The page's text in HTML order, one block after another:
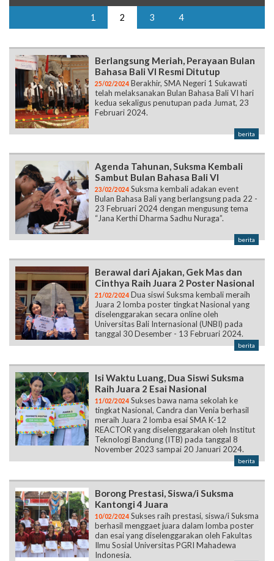
1 2 3 4
Berlangsung Meriah, Perayaan Bulan
Bahasa Bali VI Resmi Ditutup
25/02/2024 Berakhir, SMA Negeri 1 Sukawati
telah melaksanakan Bulan Bahasa Bali VI hari
kedua sekaligus penutupan pada Jumat, 23
Februari 2024.
berita
Agenda Tahunan, Suksma Kembali
Sambut Bulan Bahasa Bali VI
23/02/2024 Suksma kembali adakan event
Bulan Bahasa Bali yang berlangsung pada 22 -
23 Februari 2024 dengan mengusung tema
“Jana Kerthi Dharma Sadhu Nuraga”.
berita
Berawal dari Ajakan, Gek Mas dan
Cinthya Raih Juara 2 Poster Nasional
21/02/2024 Dua siswi Suksma kembali meraih
Juara 2 lomba poster tingkat Nasional yang
diselenggarakan secara online oleh
Universitas Bali Internasional (UNBI) pada
tanggal 30 Desember - 13 Februari 2024.
berita
Isi Waktu Luang, Dua Siswi Suksma
Raih Juara 2 Esai Nasional
11/02/2024 Sukses bawa nama sekolah ke
tingkat Nasional, Candra dan Venia berhasil
meraih Juara 2 lomba esai SMA K-12
REACTOR yang diselenggarakan oleh Institut
Teknologi Bandung (ITB) pada tanggal 8
November 2023 sampai 20 Januari 2024.
berita
Borong Prestasi, Siswa/i Suksma
Kantongi 4 Juara
10/02/2024 Sukses raih prestasi, siswa/i Suksma
berhasil menggaet juara dalam lomba poster
dan esai yang diselenggarakan oleh Fakultas
Ilmu Sosial Universitas PGRI Mahadewa
Indonesia.